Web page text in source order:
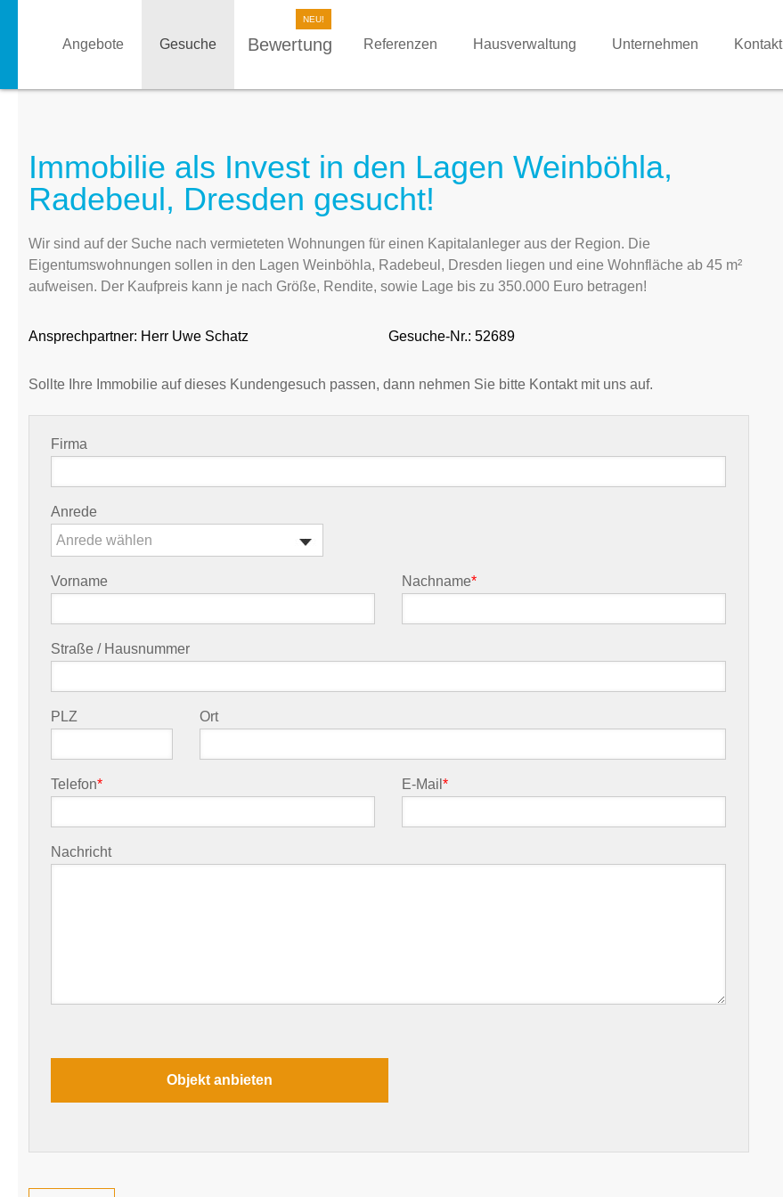
Angebote Gesuche Bewertung Referenzen Hausverwaltung Unternehmen Kontakt
Immobilie als Invest in den Lagen Weinböhla,
Radebeul, Dresden gesucht!
Wir sind auf der Suche nach vermieteten Wohnungen für einen Kapitalanleger aus der Region. Die
Eigentumswohnungen sollen in den Lagen Weinböhla, Radebeul, Dresden liegen und eine Wohnfläche ab 45 m²
aufweisen. Der Kaufpreis kann je nach Größe, Rendite, sowie Lage bis zu 350.000 Euro betragen!
Ansprechpartner: Herr Uwe Schatz Gesuche-Nr.: 52689
Sollte Ihre Immobilie auf dieses Kundengesuch passen, dann nehmen Sie bitte Kontakt mit uns auf.
Firma
Anrede
Anrede wählen
Vorname Nachname*
Straße / Hausnummer
PLZ Ort
Telefon* E-Mail*
Nachricht